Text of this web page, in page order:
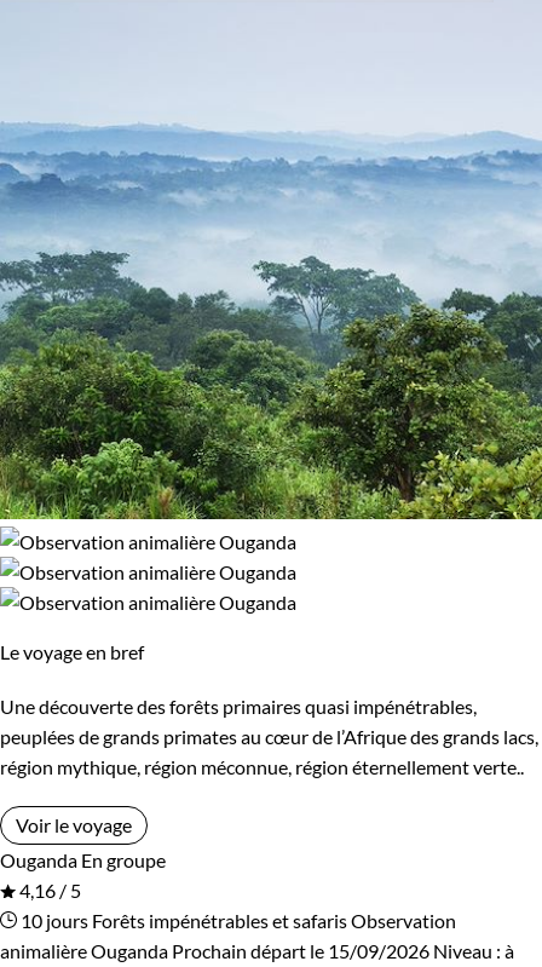
constituera le clou du voyage pour votre groupe. Vous serez
guidé sur la piste deschimpanzés. Vous pourrez observer les
gorilles des montagnes au plus près. La rencontre avec nos
plus proches cousins primates ne vous laissera sans aucun
doute pas indifférent ! Grues, pachydermes et félins
complèteront aussi ce tableau naturaliste exceptionnel.
Nossafaris en Ougandavous plongeront définitivement au
cœur d’une Afrique sauvage et encore préservée, celle des
grands fauves, des grands singes et des espaces inviolés.
Guide de voyage Ouganda
Safari
Le voyage en bref
Une découverte des forêts primaires quasi impénétrables,
peuplées de grands primates au cœur de l’Afrique des grands lacs,
région mythique, région méconnue, région éternellement verte..
Voir le voyage
Ouganda En groupe
4,16 / 5
10 jours Forêts impénétrables et safarisObservation
animalière Ouganda Prochain départ le 15/09/2026 Niveau : à